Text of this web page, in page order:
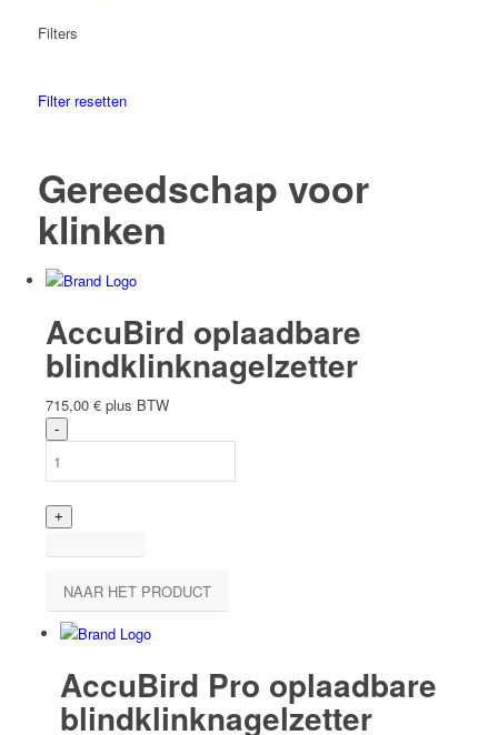
Filters
Filter resetten
Gereedschap voor
klinken
AccuBird oplaadbare
blindklinknagelzetter
715,00 € plus BTW
NAAR HET PRODUCT
AccuBird Pro oplaadbare
blindklinknagelzetter